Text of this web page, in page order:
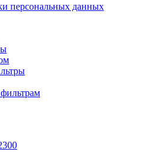
персональных данных